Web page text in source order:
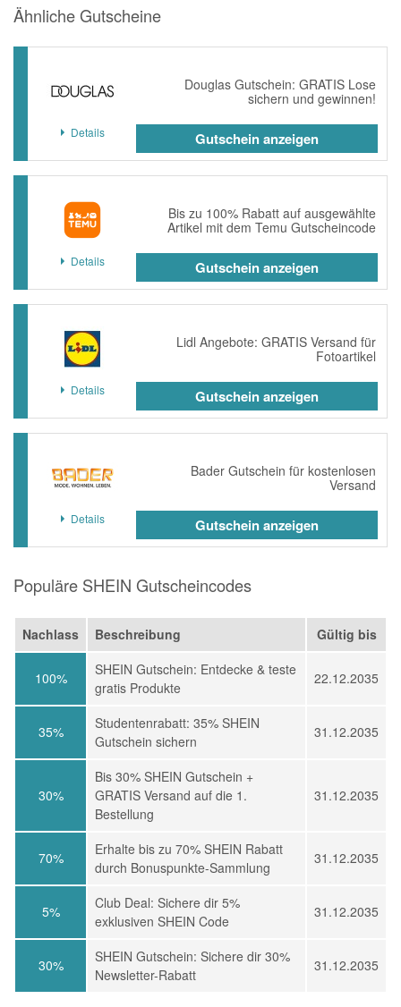
Ähnliche Gutscheine
Douglas Gutschein: GRATIS Lose
sichern und gewinnen!
Details Gutschein anzeigen
Bis zu 100% Rabatt auf ausgewählte
Artikel mit dem Temu Gutscheincode
Details Gutschein anzeigen
Lidl Angebote: GRATIS Versand für
Fotoartikel
Details Gutschein anzeigen
Bader Gutschein für kostenlosen
Versand
Details Gutschein anzeigen
Populäre SHEIN Gutscheincodes
Nachlass Beschreibung Gültig bis
100%
SHEIN Gutschein: Entdecke & teste
gratis Produkte
22.12.2035
35%
Studentenrabatt: 35% SHEIN
Gutschein sichern
31.12.2035
30%
Bis 30% SHEIN Gutschein +
GRATIS Versand auf die 1.
Bestellung
31.12.2035
70%
Erhalte bis zu 70% SHEIN Rabatt
durch Bonuspunkte-Sammlung
31.12.2035
5%
Club Deal: Sichere dir 5%
exklusiven SHEIN Code
31.12.2035
30%
SHEIN Gutschein: Sichere dir 30%
Newsletter-Rabatt
31.12.2035